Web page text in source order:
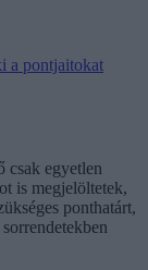
a pontjaitokat
csak egyetlen
is megjelöltetek,
ponthatárt,